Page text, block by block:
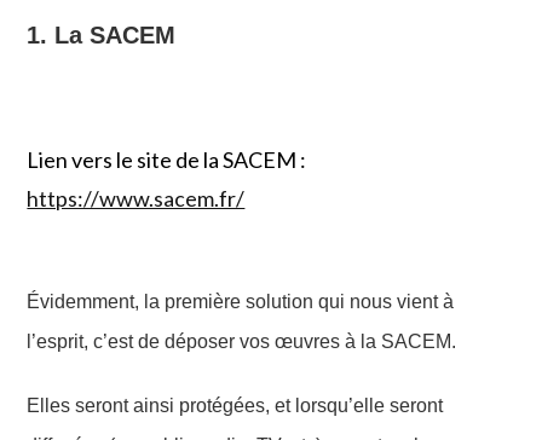
1. La SACEM
Lien vers le site de la SACEM :
https://www.sacem.fr/
Évidemment, la premièresolution qui nous vient à
l’esprit, c’est de déposer vos œuvres à la SACEM.
Elles seront ainsi protégées, et lorsqu’elle seront